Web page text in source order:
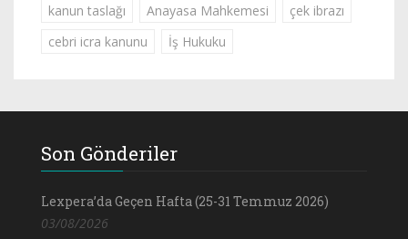
kanun taslağı
Anayasa Mahkemesi
çek ibrazı
cebri icra kanunu
İş Hukuku
Son Gönderiler
Lexpera’da Geçen Hafta (25-31 Temmuz 2026)
03/08/2026